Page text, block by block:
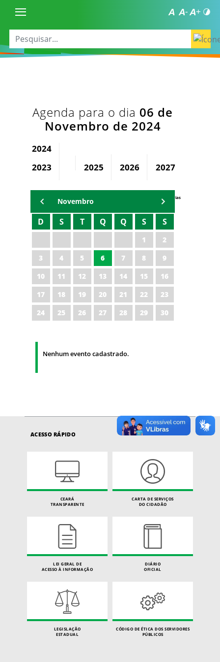
Agenda para o dia 06 de
Novembro de 2024
2024
2023
2025 2026 2027
Agenda Secretárias
Novembro
D S T Q Q S S
1
2
3
4 5 6 7 8
9
10
11 12 13 14 15
16
17
18 19 20 21 22
23
24
25 26 27 28 29 30
Nenhum evento cadastrado.
ACESSO RÁPIDO
CEARÁ
TRANSPARENTE
CARTA DE SERVIÇOS
DO CIDADÃO
LEI GERAL DE
ACESSO À INFORMAÇÃO
DIÁRIO
OFICIAL
LEGISLAÇÃO
ESTADUAL
CÓDIGO DE ÉTICA DOS SERVIDORES
PÚBLICOS